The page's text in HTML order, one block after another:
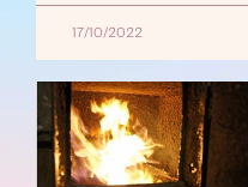
17/10/2022